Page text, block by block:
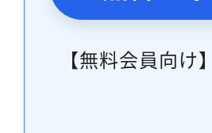
【無料会員向